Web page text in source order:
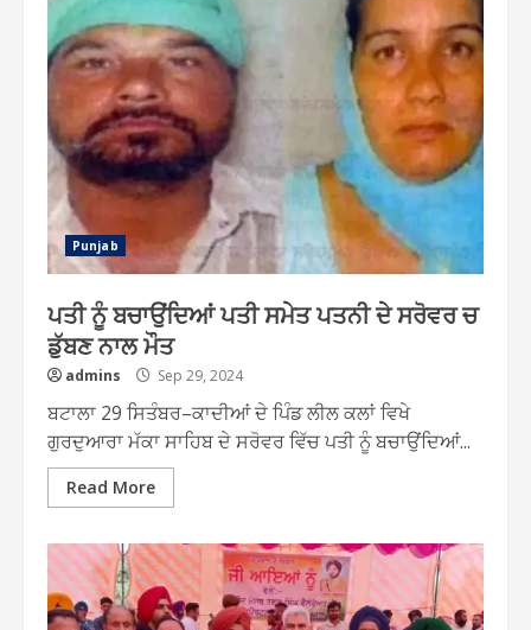
Punjab
ਪਤੀ ਨੂੰ ਬਚਾਉਂਦਿਆਂ ਪਤੀ ਸਮੇਤ ਪਤਨੀ ਦੇ ਸਰੋਵਰ ਚ
ਡੁੱਬਣ ਨਾਲ ਮੌਤ
admins Sep 29, 2024
ਬਟਾਲਾ 29 ਸਿਤੰਬਰ–ਕਾਦੀਆਂ ਦੇ ਪਿੰਡ ਲੀਲ ਕਲਾਂ ਵਿਖੇ
ਗੁਰਦੁਆਰਾ ਮੱਕਾ ਸਾਹਿਬ ਦੇ ਸਰੋਵਰ ਵਿੱਚ ਪਤੀ ਨੂੰ ਬਚਾਉਂਦਿਆਂ...
Read More